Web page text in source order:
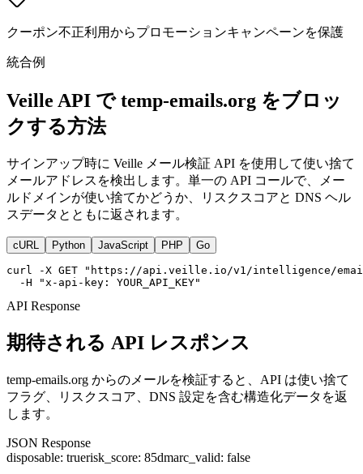
クーポン不正利用からプロモーションキャンペーンを保護
統合例
Veille API で temp-emails.org をブロッ
クする方法
サインアップ時に Veille メール検証 API を使用して使い捨て
メールアドレスを検出します。単一の API コールで、メー
ルドメインが使い捨てかどうか、リスクスコアと DNS ヘル
スデータとともに返されます。
cURL Python JavaScript PHP Go
curl -X GET "https://api.veille.io/v1/intelligence/
  -H "x-api-key: YOUR_API_KEY"
API Response
期待される API レスポンス
temp-emails.org からのメールを検証すると、API は使い捨て
フラグ、リスクスコア、DNS 設定を含む構造化データを返
します。
JSON Response
disposable: truerisk_score: 85dmarc_valid: false